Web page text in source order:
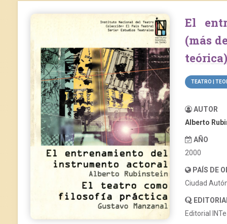
El entrenamiento del instrumento actoral
(más
TEATRO |
AUTOR
Alberto
AÑO
2000
PAÍS DE
Ciudad
Editorial